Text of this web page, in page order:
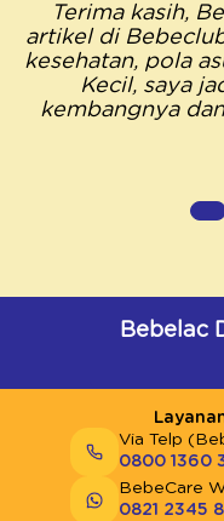
Terima kasih,
artikel di
kesehatan, pola
Kecil, saya
kembangnya
Bebelac
Via Telp
0800 1360
BebeCare
0821 2345